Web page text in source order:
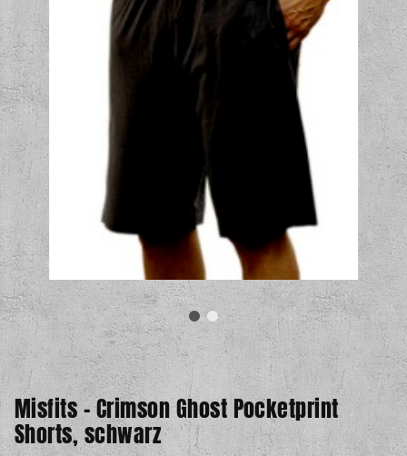
Misfits – Crimson Ghost Pocketprint
Shorts, schwarz